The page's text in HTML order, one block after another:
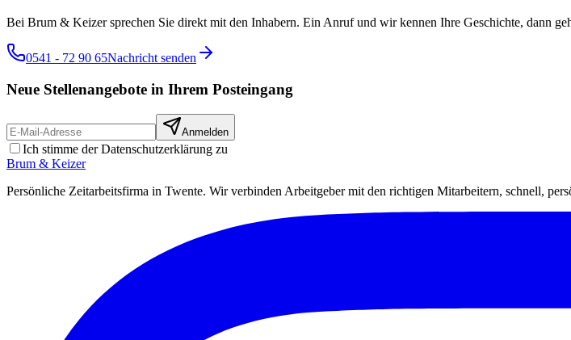
Bei Brum & Keizer sprechen Sie direkt mit den Inhabern. Ein Anruf und wir kennen Ihre Geschichte, dann
0541 - 72 90 65Nachricht senden
Neue Stellenangebote in Ihrem Posteingang
Anmelden
Ich stimme der Datenschutzerklärung zu
Brum & Keizer
Persönliche Zeitarbeitsfirma in Twente. Wir verbinden Arbeitgeber mit den richtigen Mitarbeitern, schnell,